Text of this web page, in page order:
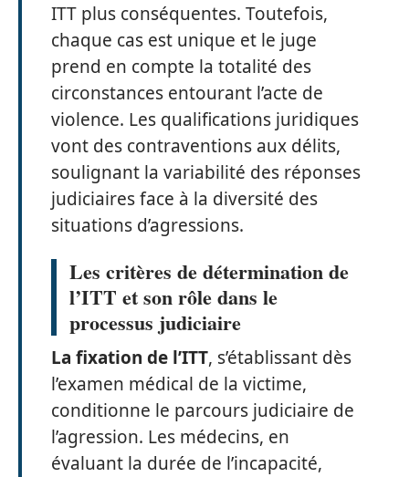
ITT plus conséquentes. Toutefois,
chaque cas est unique et le juge
prend en compte la totalité des
circonstances entourant l’acte de
violence. Les qualifications juridiques
vont des contraventions aux délits,
soulignant la variabilité des réponses
judiciaires face à la diversité des
situations d’agressions.
Les critères de détermination de
l’ITT et son rôle dans le
processus judiciaire
La fixation de l’ITT, s’établissant dès
l’examen médical de la victime,
conditionne le parcours judiciaire de
l’agression. Les médecins, en
évaluant la durée de l’incapacité,